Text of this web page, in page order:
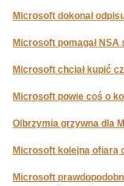
Microsoft dokonał
Microsoft pomagał NSA
Microsoft chciał kupić
Microsoft powie coś o
Olbrzymia grzywna dla
Microsoft kolejną ofiarą
Microsoft